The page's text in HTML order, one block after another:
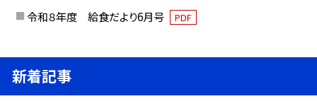
令和８年度 給食だより6月号
PDF
新着記事